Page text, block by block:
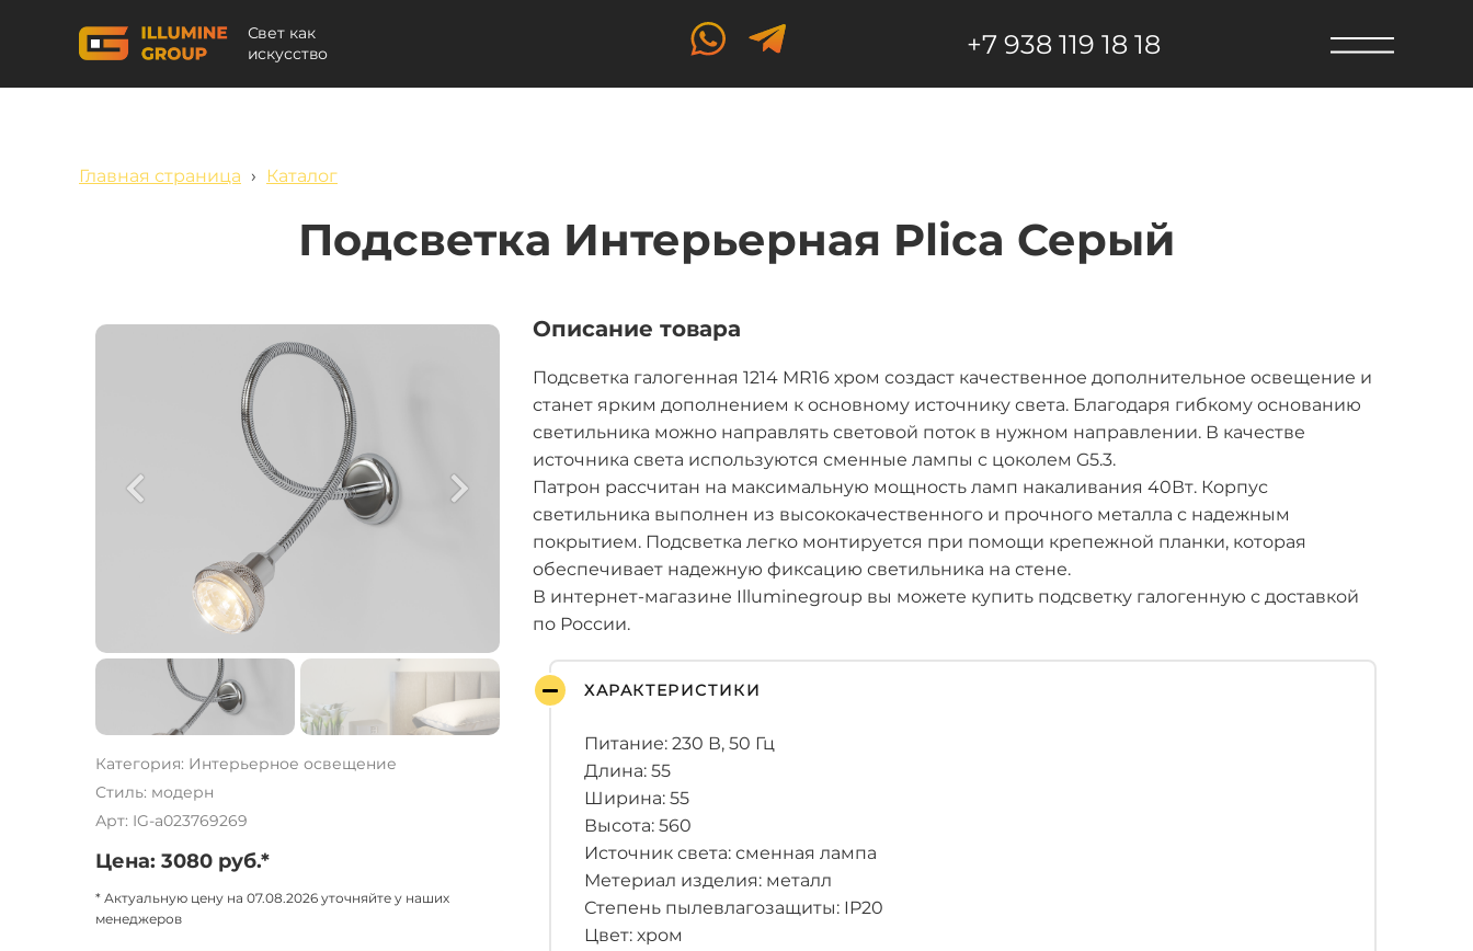
Свет как
искусство
+7 938 119 18 18
Главная страница › Каталог
Подсветка Интерьерная Plica Серый
Категория: Интерьерное освещение
Стиль: модерн
Арт: IG-a023769269
Цена: 3080 руб.*
* Актуальную цену на 07.08.2026 уточняйте у наших
менеджеров
Описание товара
Подсветка галогенная 1214 MR16 хром создаст качественное дополнительное освещение и
станет ярким дополнением к основному источнику света. Благодаря гибкому основанию
светильника можно направлять световой поток в нужном направлении. В качестве
источника света используются сменные лампы с цоколем G5.3.
Патрон рассчитан на максимальную мощность ламп накаливания 40Вт. Корпус
светильника выполнен из высококачественного и прочного металла с надежным
покрытием. Подсветка легко монтируется при помощи крепежной планки, которая
обеспечивает надежную фиксацию светильника на стене.
В интернет-магазине Illuminegroup вы можете купить подсветку галогенную с доставкой
по России.
ХАРАКТЕРИСТИКИ
Питание: 230 В, 50 Гц
Длина: 55
Ширина: 55
Высота: 560
Источник света: сменная лампа
Метериал изделия: металл
Степень пылевлагозащиты: IP20
Цвет: хром